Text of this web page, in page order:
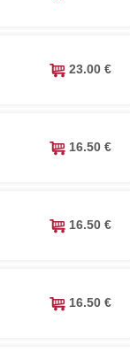
23.00 €
16.50 €
16.50 €
16.50 €